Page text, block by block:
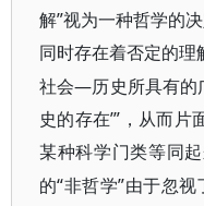
解”视为一种哲学的
同时存在着否定的理
社会—历史所具有的
史的存在’”，从而
某种科学门类等同起
的“非哲学”由于忽